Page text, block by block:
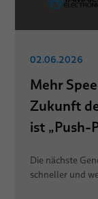
02.06.2026
Mehr
Zukunft
ist „Push-
Die nächste
schneller und